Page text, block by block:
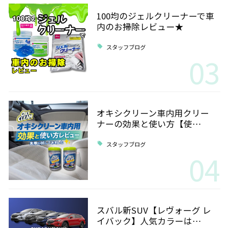
100均のジェルクリーナーで車
内のお掃除レビュー★
スタッフブログ
03
オキシクリーン車内用クリー
ナーの効果と使い方【使…
スタッフブログ
04
スバル新SUV【レヴォーグ レ
イバック】人気カラーは…